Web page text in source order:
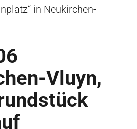
in Neukirchen-
Vluyn,